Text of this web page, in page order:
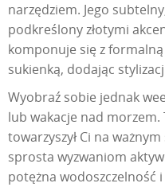
narzędziem. Jego
podkreślony złotymi
komponuje się z
sukienką, dodając
Wyobraź sobie jednak
lub wakacje nad
towarzyszył Ci na
sprosta wyzwaniom
potężna wodoszczelność